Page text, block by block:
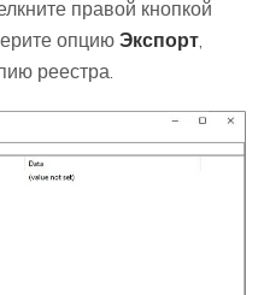
правой кнопкой
опцию Экспорт,
реестра.